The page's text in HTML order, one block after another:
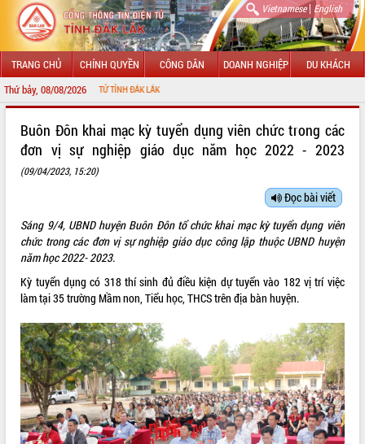
Vietnamese| English
TRANG CHỦ CHÍNH QUYỀN CÔNG DÂN DOANH NGHIỆP DU KHÁCH
Thứ bảy, 08/08/2026
TIN ĐIỆN TỬ TỈNH ĐẮK LẮK
LÃNH ĐẠO UBND TỈNH
SỞ, BAN, NGÀNH
UBND CÁC XÃ, PHƯỜNG
THÔNG TIN CHỈ ĐẠO ĐIỀU HÀNH
VĂN BẢN HĐND TỈNH
ĐIỂM TIN VĂN BẢN
QUY HOẠCH - KẾ HOẠCH
Buôn Đôn khai mạc kỳ tuyển dụng viên chức trong các
đơn vị sự nghiệp giáo dục năm học 2022 - 2023
(09/04/2023, 15:20)
Đọc bài viết
Sáng 9/4, UBND huyện Buôn Đôn tổ chức khai mạc kỳ tuyển dụng viên
chức trong các đơn vị sự nghiệp giáo dục công lập thuộc UBND huyện
năm học 2022- 2023.
Kỳ tuyển dụng có 318 thí sinh đủ điều kiện dự tuyển vào 182 vị trí việc
làm tại 35 trường Mầm non, Tiểu học, THCS trên địa bàn huyện.